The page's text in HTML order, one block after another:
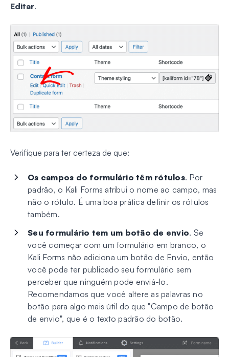
Editar.
Verifique para ter certeza de que:
Os campos do formulário têm rótulos. Por
padrão, o Kali Forms atribui o nome ao campo, mas
não o rótulo. É uma boa prática definir os rótulos
também.
Seu formulário tem um botão de envio. Se
você começar com um formulário em branco, o
Kali Forms não adiciona um botão de Envio, então
você pode ter publicado seu formulário sem
perceber que ninguém pode enviá-lo.
Recomendamos que você altere as palavras no
botão para algo mais útil do que "Campo de botão
de envio", que é o texto padrão do botão.